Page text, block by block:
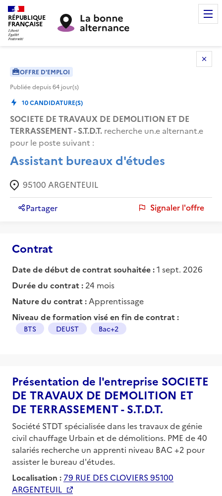
RÉPUBLIQUE
FRANÇAISE
OFFRE D'EMPLOI
Publiée depuis64 jour(s)
10CANDIDATURE(S)
SOCIETE DE TRAVAUX DE DEMOLITION ET DE
TERRASSEMENT - S.T.D.T. recherche un.e alternant.e
pour le poste suivant :
Assistant bureaux d'études
95100 ARGENTEUIL
Partager Signaler l'offre
Contrat
Date de début de contrat souhaitée :1 sept. 2026
Durée du contrat : 24 mois
Nature du contrat : Apprentissage
Niveau de formation visé en fin de contrat :
BTS DEUST Bac+2
Présentation de l'entreprise SOCIETE
DE TRAVAUX DE DEMOLITION ET
DE TERRASSEMENT - S.T.D.T.
Société STDT spécialisée dans les travaux de génie
civil chauffage Urbain et de démolitions. PME de 40
salariés recherche un apprenti niveau BAC +2 pour
assister le bureau d'études.
Localisation : 79 RUE DES CLOVIERS 95100
ARGENTEUIL